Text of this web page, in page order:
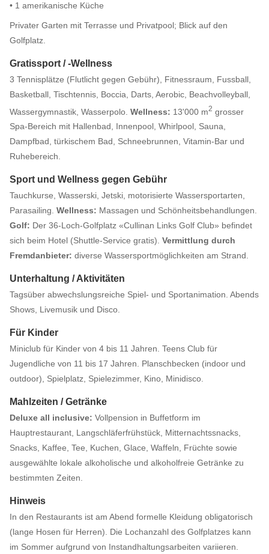
• 1 amerikanische Küche
Privater Garten mit Terrasse und Privatpool; Blick auf den
Golfplatz.
Gratissport / -Wellness
3 Tennisplätze (Flutlicht gegen Gebühr), Fitnessraum, Fussball,
Basketball, Tischtennis, Boccia, Darts, Aerobic, Beachvolleyball,
Wassergymnastik, Wasserpolo. Wellness: 13'000 m2 grosser
Spa-Bereich mit Hallenbad, Innenpool, Whirlpool, Sauna,
Dampfbad, türkischem Bad, Schneebrunnen, Vitamin-Bar und
Ruhebereich.
Sport und Wellness gegen Gebühr
Tauchkurse, Wasserski, Jetski, motorisierte Wassersportarten,
Parasailing. Wellness: Massagen und Schönheitsbehandlungen.
Golf: Der 36-Loch-Golfplatz «Cullinan Links Golf Club» befindet
sich beim Hotel (Shuttle-Service gratis). Vermittlung durch
Fremdanbieter: diverse Wassersportmöglichkeiten am Strand.
Unterhaltung / Aktivitäten
Tagsüber abwechslungsreiche Spiel- und Sportanimation. Abends
Shows, Livemusik und Disco.
Für Kinder
Miniclub für Kinder von 4 bis 11 Jahren. Teens Club für
Jugendliche von 11 bis 17 Jahren. Planschbecken (indoor und
outdoor), Spielplatz, Spielezimmer, Kino, Minidisco.
Mahlzeiten / Getränke
Deluxe all inclusive: Vollpension in Buffetform im
Hauptrestaurant, Langschläferfrühstück, Mitternachtssnacks,
Snacks, Kaffee, Tee, Kuchen, Glace, Waffeln, Früchte sowie
ausgewählte lokale alkoholische und alkoholfreie Getränke zu
bestimmten Zeiten.
Hinweis
In den Restaurants ist am Abend formelle Kleidung obligatorisch
(lange Hosen für Herren). Die Lochanzahl des Golfplatzes kann
im Sommer aufgrund von Instandhaltungsarbeiten variieren.